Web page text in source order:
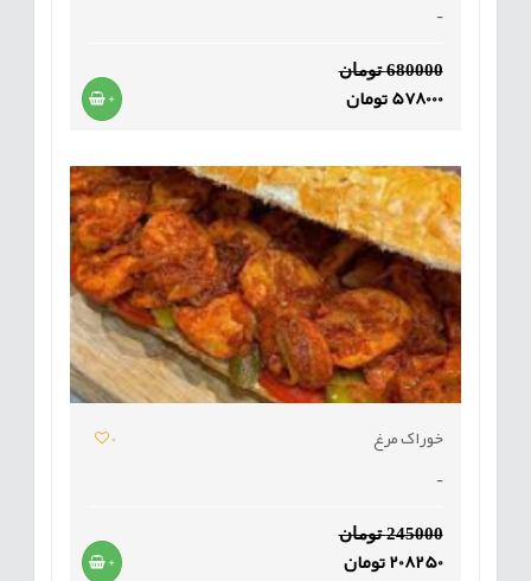
-
680000 تومان
578000 تومان +
خوراک مرغ
0
-
245000 تومان
208250 تومان +